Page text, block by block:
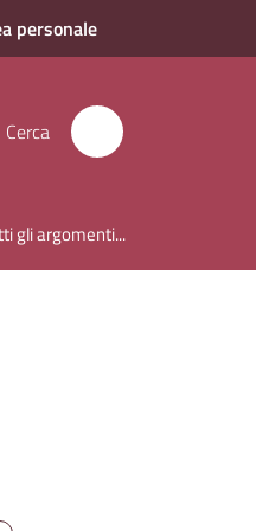
personale
Cerca
gli argomenti...